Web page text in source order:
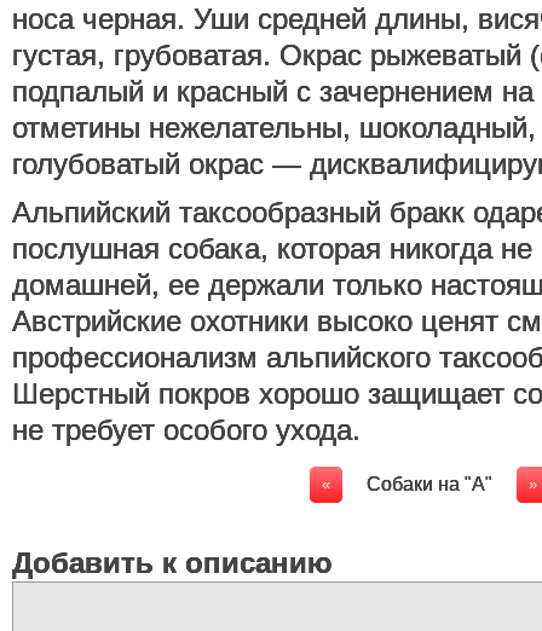
носа черная. Уши средней длины,
густая, грубоватая. Окрас рыжеватый
подпалый и красный с зачернением
отметины нежелательны,
голубоватый окрас —
Альпийский таксообразный бракк
послушная собака, которая никогда
домашней, ее держали только
Австрийские охотники высоко ценят
профессионализм альпийского
Шерстный покров хорошо защищает
не требует особого ухода.
« Cобаки на "А" »
Добавить к описанию